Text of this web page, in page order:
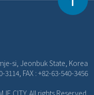
si, Jeonbuk State, Korea
3114, FAX : +82-63-540-3456
CITY. All rights Reserved.